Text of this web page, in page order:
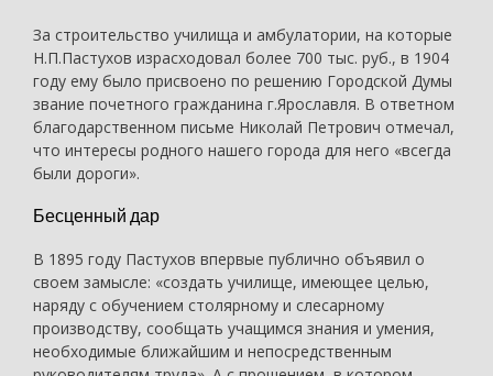
За строительство училища и амбулатории, на которые
Н.П.Пастухов израсходовал более 700 тыс. руб., в 1904
году ему было присвоено по решению Городской Думы
звание почетного гражданина г.Ярославля. В ответном
благодарственном письме Николай Петрович отмечал,
что интересы родного нашего города для него «всегда
были дороги».
Бесценный дар
В 1895 году Пастухов впервые публично объявил о
своем замысле: «создать училище, имеющее целью,
наряду с обучением столярному и слесарному
производству, сообщать учащимся знания и умения,
необходимые ближайшим и непосредственным